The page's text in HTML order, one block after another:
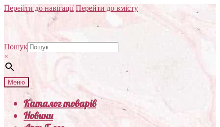
Перейти до навігації Перейти до вмісту
Пошук
×
Меню
Каталог товарів
Новини